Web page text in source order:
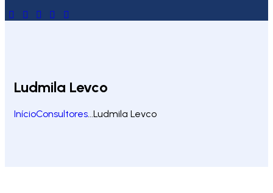
Ludmila Levco
InícioConsultores...Ludmila Levco